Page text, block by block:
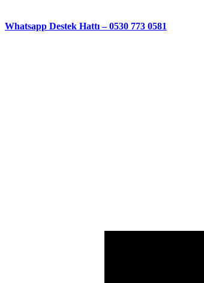
Whatsapp Destek Hattı – 0530 773 0581